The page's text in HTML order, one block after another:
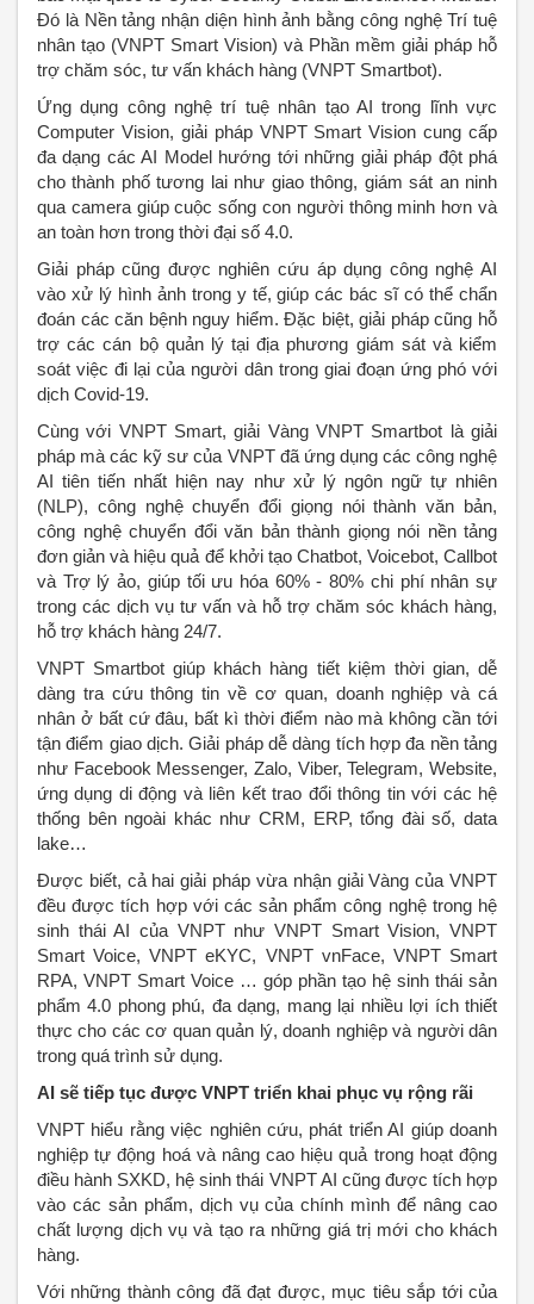
Đó là Nền tảng nhận diện hình ảnh bằng công nghệ Trí tuệ
nhân tạo (VNPT Smart Vision) và Phần mềm giải pháp hỗ
trợ chăm sóc, tư vấn khách hàng (VNPT Smartbot).
Ứng dụng công nghệ trí tuệ nhân tạo AI trong lĩnh vực
Computer Vision, giải pháp VNPT Smart Vision cung cấp
đa dạng các AI Model hướng tới những giải pháp đột phá
cho thành phố tương lai như giao thông, giám sát an ninh
qua camera giúp cuộc sống con người thông minh hơn và
an toàn hơn trong thời đại số 4.0.
Giải pháp cũng được nghiên cứu áp dụng công nghệ AI
vào xử lý hình ảnh trong y tế, giúp các bác sĩ có thể chẩn
đoán các căn bệnh nguy hiểm. Đặc biệt, giải pháp cũng hỗ
trợ các cán bộ quản lý tại địa phương giám sát và kiểm
soát việc đi lại của người dân trong giai đoạn ứng phó với
dịch Covid-19.
Cùng với VNPT Smart, giải Vàng VNPT Smartbot là giải
pháp mà các kỹ sư của VNPT đã ứng dụng các công nghệ
AI tiên tiến nhất hiện nay như xử lý ngôn ngữ tự nhiên
(NLP), công nghệ chuyển đổi giọng nói thành văn bản,
công nghệ chuyển đổi văn bản thành giọng nói nền tảng
đơn giản và hiệu quả để khởi tạo Chatbot, Voicebot, Callbot
và Trợ lý ảo, giúp tối ưu hóa 60% - 80% chi phí nhân sự
trong các dịch vụ tư vấn và hỗ trợ chăm sóc khách hàng,
hỗ trợ khách hàng 24/7.
VNPT Smartbot giúp khách hàng tiết kiệm thời gian, dễ
dàng tra cứu thông tin về cơ quan, doanh nghiệp và cá
nhân ở bất cứ đâu, bất kì thời điểm nào mà không cần tới
tận điểm giao dịch. Giải pháp dễ dàng tích hợp đa nền tảng
như Facebook Messenger, Zalo, Viber, Telegram, Website,
ứng dụng di động và liên kết trao đổi thông tin với các hệ
thống bên ngoài khác như CRM, ERP, tổng đài số, data
lake…
Được biết, cả hai giải pháp vừa nhận giải Vàng của VNPT
đều được tích hợp với các sản phẩm công nghệ trong hệ
sinh thái AI của VNPT như VNPT Smart Vision, VNPT
Smart Voice, VNPT eKYC, VNPT vnFace, VNPT Smart
RPA, VNPT Smart Voice … góp phần tạo hệ sinh thái sản
phẩm 4.0 phong phú, đa dạng, mang lại nhiều lợi ích thiết
thực cho các cơ quan quản lý, doanh nghiệp và người dân
trong quá trình sử dụng.
AI sẽ tiếp tục được VNPT triển khai phục vụ rộng rãi
VNPT hiểu rằng việc nghiên cứu, phát triển AI giúp doanh
nghiệp tự động hoá và nâng cao hiệu quả trong hoạt động
điều hành SXKD, hệ sinh thái VNPT AI cũng được tích hợp
vào các sản phẩm, dịch vụ của chính mình để nâng cao
chất lượng dịch vụ và tạo ra những giá trị mới cho khách
hàng.
Với những thành công đã đạt được, mục tiêu sắp tới của